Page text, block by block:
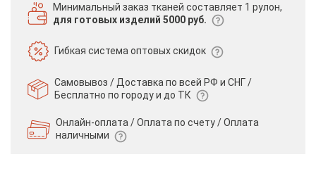
Минимальный заказ тканей составляет 1 рулон,
для готовых изделий 5000 руб.
Гибкая системаоптовых скидок
Самовывоз / Доставка по всей РФ и СНГ /
Бесплатно по городу и до ТК
Онлайн-оплата / Оплата по счету /Оплата
наличными